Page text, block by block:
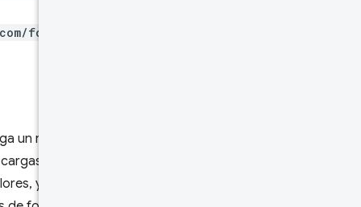
foo.html
un registro. Por ejemplo, un
que se realizaron en
y la falta de